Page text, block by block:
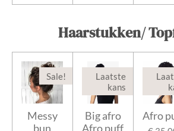
Haarstukken/
Sale!
Messy
bun
Laatste
kans
Big afro
Afro puff
Afro